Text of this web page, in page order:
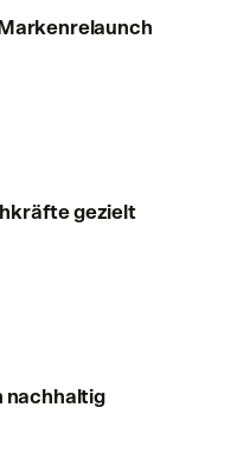
gezielt
nachhaltig